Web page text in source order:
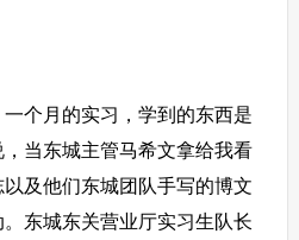
个月的实习，学到的东西是
当东城主管马希文拿给我看
及他们东城团队手写的博文
东城东关营业厅实习生队长